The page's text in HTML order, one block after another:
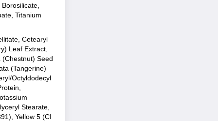
Titanium
Cetearyl
Leaf Extract,
(Chestnut) Seed
(Tangerine)
Octyldodecyl
Stearate,
Yellow 5 (CI